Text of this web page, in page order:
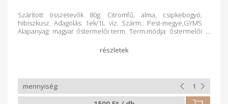
Szárított összetevők 80g: Citromfű, alma, csipkebogyó,
hibiszkusz. Adagolás: 1ek/1L víz. Szárm.: Pest-megye,GYMS
Alapanyag: magyar őstermelői term. Term.módja: őstermelői